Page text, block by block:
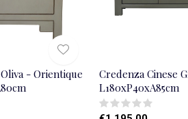
- Orientique
Credenza Cinese
L180xP40xA85cm